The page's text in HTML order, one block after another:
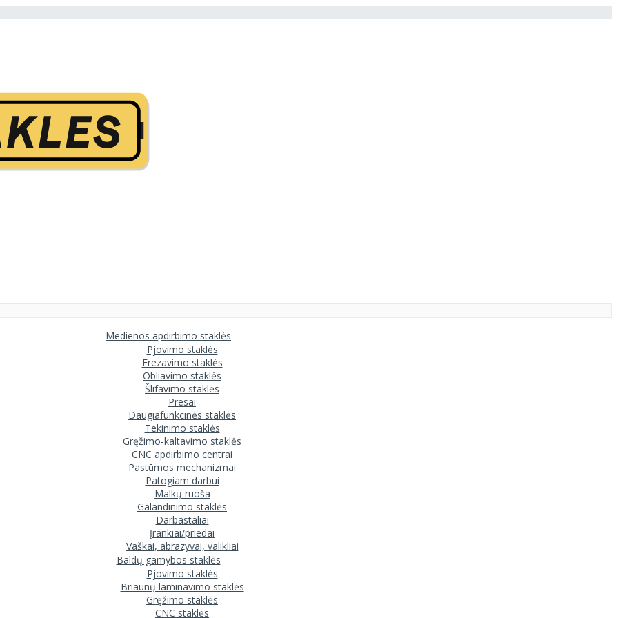
Medienos apdirbimo staklės
Pjovimo staklės
Frezavimo staklės
Obliavimo staklės
Šlifavimo staklės
Presai
Daugiafunkcinės staklės
Tekinimo staklės
Gręžimo-kaltavimo staklės
CNC apdirbimo centrai
Pastūmos mechanizmai
Patogiam darbui
Malkų ruoša
Galandinimo staklės
Darbastaliai
Įrankiai/priedai
Vaškai, abrazyvai, valikliai
Baldų gamybos staklės
Pjovimo staklės
Briaunų laminavimo staklės
Gręžimo staklės
CNC staklės